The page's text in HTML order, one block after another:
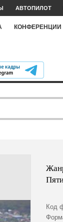
АВТОПИЛОТ
КОНФЕРЕНЦИИ
Код